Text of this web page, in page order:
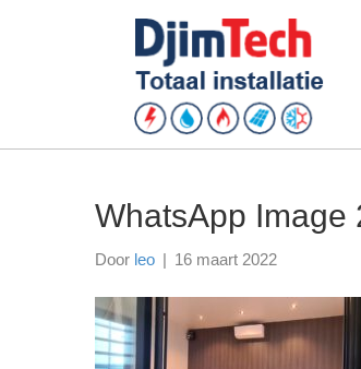
WhatsApp Image
Door leo | 16 maart 2022